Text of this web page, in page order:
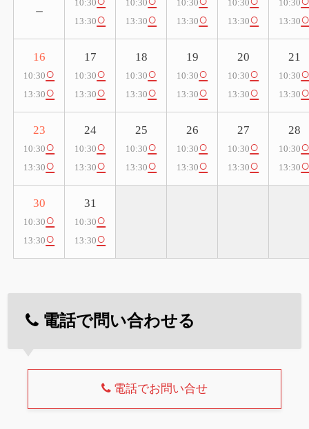
－ 10:30
13:30○
10:30
13:30○
10:30
13:30○
10:30
13:30○
10:30
13:30
16
10:30○
13:30○
17
10:30○
13:30○
18
10:30○
13:30○
19
10:30○
13:30○
20
10:30○
13:30○
21
10:30
13:30
23
10:30○
13:30○
24
10:30○
13:30○
25
10:30○
13:30○
26
10:30○
13:30○
27
10:30○
13:30○
28
10:30
13:30
30
10:30○
13:30○
31
10:30○
13:30○
電話で問い合わせる
電話でお問い合せ